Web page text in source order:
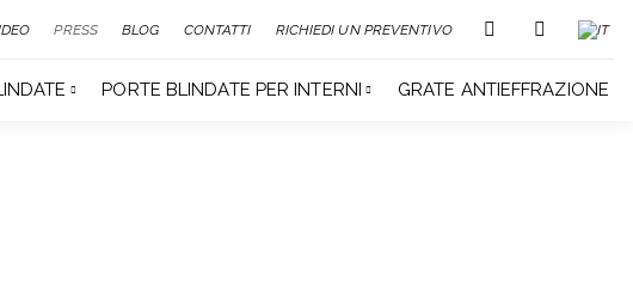
PRESS BLOG CONTATTI RICHIEDI UN PREVENTIVO
PORTE BLINDATE PER INTERNI GRATE ANTIEFFRAZIONE